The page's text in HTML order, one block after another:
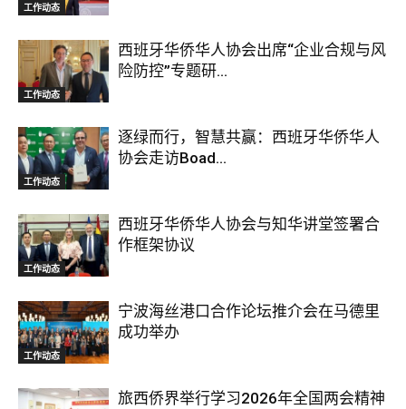
工作动态
工作动态
西班牙华侨华人协会出席“企业合规与风
险防控”专题研...
工作动态
逐绿而行，智慧共赢：西班牙华侨华人
协会走访Boad...
工作动态
西班牙华侨华人协会与知华讲堂签署合
作框架协议
工作动态
宁波海丝港口合作论坛推介会在马德里
成功举办
旅西侨界举行学习2026年全国两会精神